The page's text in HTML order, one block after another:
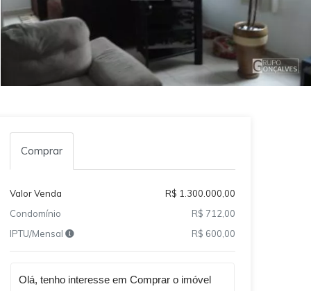
Comprar
Valor Venda
R$ 1.300.000,00
Condomínio
R$ 712,00
IPTU/Mensal
R$ 600,00